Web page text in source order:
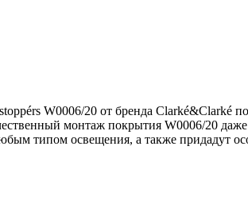
W0006/20 от бренда Clarké&Clarké
монтаж покрытия W0006/20
типом освещения, а также придадут